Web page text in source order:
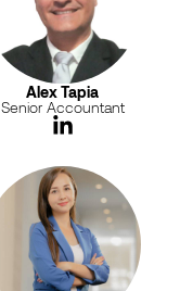
Alex Tapia
Senior Accountant